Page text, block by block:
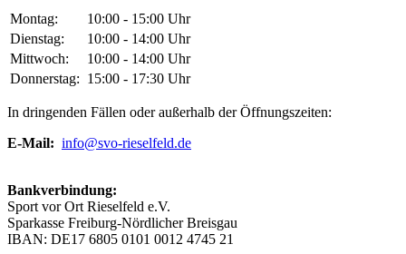
Montag:
10:00 - 15:00 Uhr
Dienstag:
10:00 - 14:00 Uhr
Mittwoch:
10:00 - 14:00 Uhr
Donnerstag: 15:00 - 17:30 Uhr
In dringenden Fällen oder außerhalb der Öffnungszeiten:
E-Mail: info@svo-rieselfeld.de
Bankverbindung:
Sport vor Ort Rieselfeld e.V.
Sparkasse Freiburg-Nördlicher Breisgau
IBAN: DE17 6805 0101 0012 4745 21